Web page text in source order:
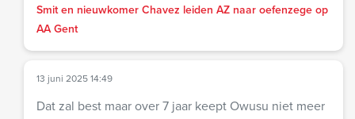
Smit en nieuwkomer Chavez leiden AZ naar oefenzege op
AA Gent
13 juni 2025 14:49
Dat zal best maar over 7 jaar keept Owusu niet meer